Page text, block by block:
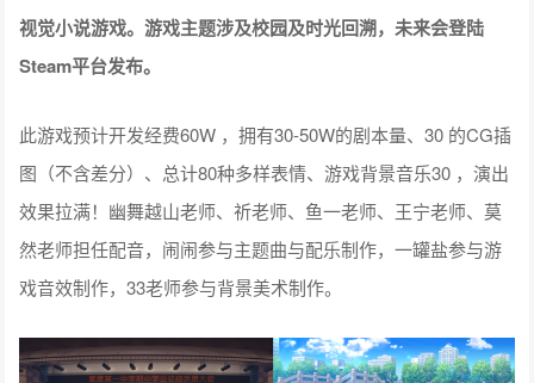
视觉小说游戏。游戏主题涉及校园及时光回溯，未来会登陆
Steam平台发布。
此游戏预计开发经费60W ，拥有30-50W的剧本量、30 的CG插
图（不含差分）、总计80种多样表情、游戏背景音乐30 ，演出
效果拉满！幽舞越山老师、祈老师、鱼一老师、王宁老师、莫
然老师担任配音，闹闹参与主题曲与配乐制作，一罐盐参与游
戏音效制作，33老师参与背景美术制作。